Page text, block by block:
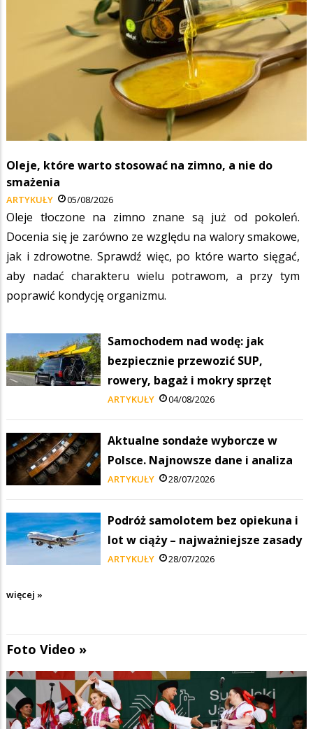
Oleje, które warto stosować na zimno, a nie do
smażenia
ARTYKUŁY 05/08/2026
Oleje tłoczone na zimno znane są już od pokoleń.
Docenia się je zarówno ze względu na walory smakowe,
jak i zdrowotne. Sprawdź więc, po które warto sięgać,
aby nadać charakteru wielu potrawom, a przy tym
poprawić kondycję organizmu.
Samochodem nad wodę: jak
bezpiecznie przewozić SUP,
rowery, bagaż i mokry sprzęt
ARTYKUŁY 04/08/2026
Aktualne sondaże wyborcze w
Polsce. Najnowsze dane i analiza
ARTYKUŁY 28/07/2026
Podróż samolotem bez opiekuna i
lot w ciąży – najważniejsze zasady
ARTYKUŁY 28/07/2026
więcej »
Foto Video »